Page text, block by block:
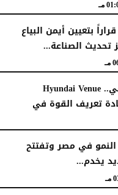
مـ
بتعيين أيمن البياع
تحديث الصناعة...
قبل الإطلاق الرسمي.. Hyundai Venue
تعريف القوة في
في مصر وتفتتح
يخدم...